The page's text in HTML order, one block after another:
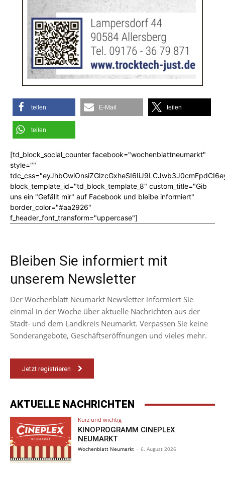
teilen E-Mail teilen
teilen
[td_block_social_counter facebook="wochenblattneumarkt"
style=""
block_template_id="td_block_template_8" custom_title="Gib
uns ein "Gefällt mir" auf Facebook und bleibe informiert"
border_color="#aa2926"
f_header_font_transform="uppercase"]
Bleiben Sie informiert mit
unserem Newsletter
Der Wochenblatt Neumarkt Newsletter informiert Sie
einmal in der Woche über aktuelle Nachrichten aus der
Stadt- und dem Landkreis Neumarkt. Verpassen Sie keine
Sonderangebote, Geschäftseröffnungen und vieles mehr.
Jetzt registrieren
AKTUELLE NACHRICHTEN
Kurz und wichtig
KINOPROGRAMM CINEPLEX
NEUMARKT
Wochenblatt Neumarkt - 6. August 2026